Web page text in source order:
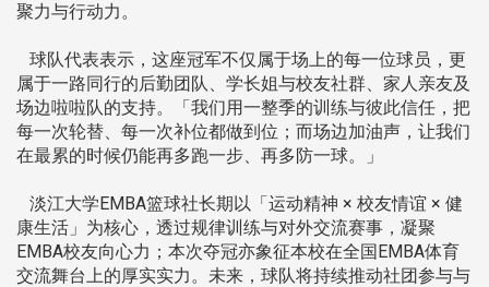
聚力与行动力。
球队代表表示，这座冠军不仅属于场上的每一位球员，更
属于一路同行的后勤团队、学长姐与校友社群、家人亲友及
场边啦啦队的支持。「我们用一整季的训练与彼此信任，把
每一次轮替、每一次补位都做到位；而场边加油声，让我们
在最累的时候仍能再多跑一步、再多防一球。」
淡江大学EMBA篮球社长期以「运动精神 × 校友情谊 × 健
康生活」为核心，透过规律训练与对外交流赛事，凝聚
EMBA校友向心力；本次夺冠亦象征本校在全国EMBA体育
交流舞台上的厚实实力。未来，球队将持续推动社团参与与